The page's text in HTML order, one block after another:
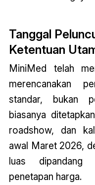
Tanggal
Ketentuan
MiniMed telah
merencanakan
standar, bukan
biasanya
roadshow, dan
awal Maret 2026,
luas dipandang
penetapan harga.